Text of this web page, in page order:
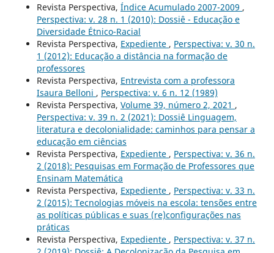
Revista Perspectiva, Índice Acumulado 2007-2009 ,
Perspectiva: v. 28 n. 1 (2010): Dossiê - Educação e
Diversidade Étnico-Racial
Revista Perspectiva, Expediente , Perspectiva: v. 30 n.
1 (2012): Educação a distância na formação de
professores
Revista Perspectiva, Entrevista com a professora
Isaura Belloni , Perspectiva: v. 6 n. 12 (1989)
Revista Perspectiva, Volume 39, número 2, 2021 ,
Perspectiva: v. 39 n. 2 (2021): Dossiê Linguagem,
literatura e decolonialidade: caminhos para pensar a
educação em ciências
Revista Perspectiva, Expediente , Perspectiva: v. 36 n.
2 (2018): Pesquisas em Formação de Professores que
Ensinam Matemática
Revista Perspectiva, Expediente , Perspectiva: v. 33 n.
2 (2015): Tecnologias móveis na escola: tensões entre
as políticas públicas e suas (re)configurações nas
práticas
Revista Perspectiva, Expediente , Perspectiva: v. 37 n.